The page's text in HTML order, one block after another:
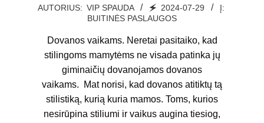
2024-
AUTORIUS: VIP SPAUDA 🗲 2024-07-29
Į:
BUITINĖS PASLAUGOS
Dovanos vaikams. Neretai pasitaiko, kad
stilingoms mamytėms ne visada patinka jų
giminaičių dovanojamos dovanos
vaikams. Mat norisi, kad dovanos atitiktų tą
stilistiką, kurią kuria mamos. Toms, kurios
nesirūpina stiliumi ir vaikus augina tiesiog,